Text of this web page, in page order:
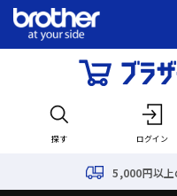
探す ログイン
円以上のご購入で送料無料！